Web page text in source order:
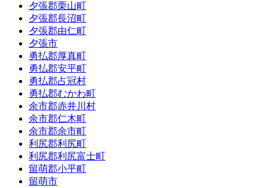
夕張郡栗山町
夕張郡長沼町
夕張郡由仁町
夕張市
勇払郡厚真町
勇払郡安平町
勇払郡占冠村
勇払郡むかわ町
余市郡赤井川村
余市郡仁木町
余市郡余市町
利尻郡利尻町
利尻郡利尻富士町
留萌郡小平町
留萌市